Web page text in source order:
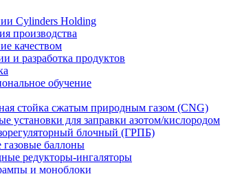
Cylinders Holding
производства
качеством
и разработка продуктов
обучение
стойка сжатым природным газом (CNG)
установки для заправки азотом/кислородом
блочный (ГРПБ)
газовые баллоны
редукторы-ингаляторы
и моноблоки